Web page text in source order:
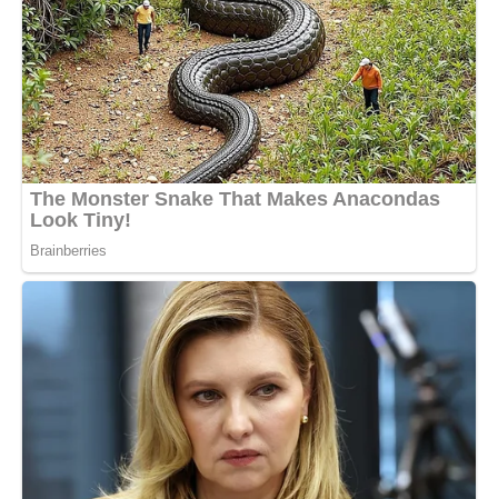
Можливо, це і є справжнє життя — не те, що ми плануємо,
а те, що ми приймаємо, коли доля ставить нас перед
вибором?
Я не знаю. Я просто живу, день за днем, намагаючись
бути хорошою донькою. Намагаючись бути господинею
свого життя, хоча зараз моє життя — це турбота про іншу
людину.
Можливо, колись я зрозумію, що це було не марнування
часу, а найважливіший урок любові, який я мала вивчити.